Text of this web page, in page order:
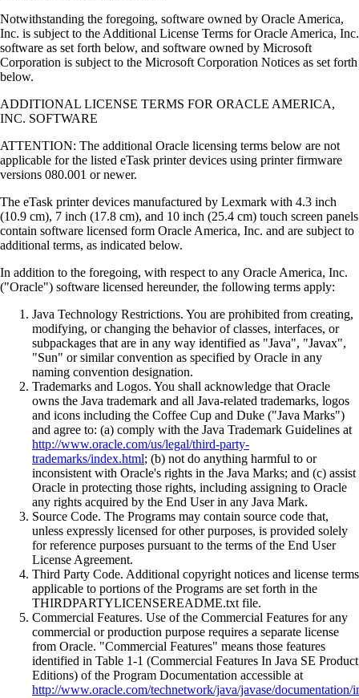
Notwithstanding the foregoing, software owned by Oracle America,
Inc. is subject to the Additional License Terms for Oracle America, Inc.
software as set forth below, and software owned by Microsoft
Corporation is subject to the Microsoft Corporation Notices as set forth
below.
ADDITIONAL LICENSE TERMS FOR ORACLE AMERICA,
INC. SOFTWARE
ATTENTION: The additional Oracle licensing terms below are not
applicable for the listed eTask printer devices using printer firmware
versions 080.001 or newer.
The eTask printer devices manufactured by Lexmark with 4.3 inch
(10.9 cm), 7 inch (17.8 cm), and 10 inch (25.4 cm) touch screen panels
contain software licensed form Oracle America, Inc. and are subject to
additional terms, as indicated below.
In addition to the foregoing, with respect to any Oracle America, Inc.
("Oracle") software licensed hereunder, the following terms apply:
Java Technology Restrictions. You are prohibited from creating,
modifying, or changing the behavior of classes, interfaces, or
subpackages that are in any way identified as "Java", "Javax",
"Sun" or similar convention as specified by Oracle in any
naming convention designation.
Trademarks and Logos. You shall acknowledge that Oracle
owns the Java trademark and all Java-related trademarks, logos
and icons including the Coffee Cup and Duke ("Java Marks")
and agree to: (a) comply with the Java Trademark Guidelines at
http://www.oracle.com/us/legal/third-party-
trademarks/index.html; (b) not do anything harmful to or
inconsistent with Oracle's rights in the Java Marks; and (c) assist
Oracle in protecting those rights, including assigning to Oracle
any rights acquired by the End User in any Java Mark.
Source Code. The Programs may contain source code that,
unless expressly licensed for other purposes, is provided solely
for reference purposes pursuant to the terms of the End User
License Agreement.
Third Party Code. Additional copyright notices and license terms
applicable to portions of the Programs are set forth in the
THIRDPARTYLICENSEREADME.txt file.
Commercial Features. Use of the Commercial Features for any
commercial or production purpose requires a separate license
from Oracle. "Commercial Features" means those features
identified in Table 1-1 (Commercial Features In Java SE Product
Editions) of the Program Documentation accessible at
http://www.oracle.com/technetwork/java/javase/documentation/